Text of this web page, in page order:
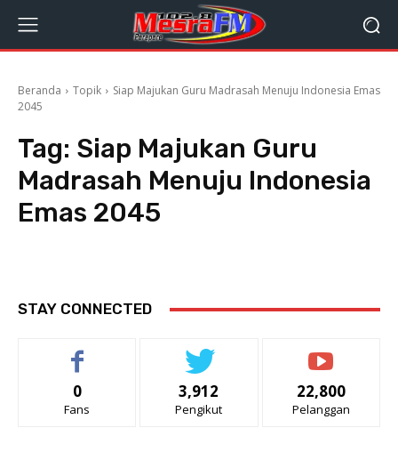
Beranda Topik
Siap Majukan Guru Madrasah Menuju Indonesia Emas
2045
Tag: Siap Majukan Guru
Madrasah Menuju Indonesia
Emas 2045
STAY CONNECTED
0
Fans
3,912
Pengikut
22,800
Pelanggan